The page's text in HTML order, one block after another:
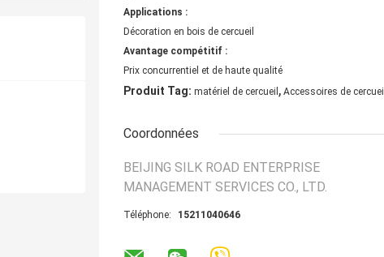
Applications :
Décoration en bois de cercueil
Avantage compétitif :
Prix concurrentiel et de haute qualité
Produit Tag: matériel de cercueil , Accessoires de cercueil
Coordonnées
BEIJING SILK ROAD ENTERPRISE
MANAGEMENT SERVICES CO., LTD.
Téléphone: 15211040646